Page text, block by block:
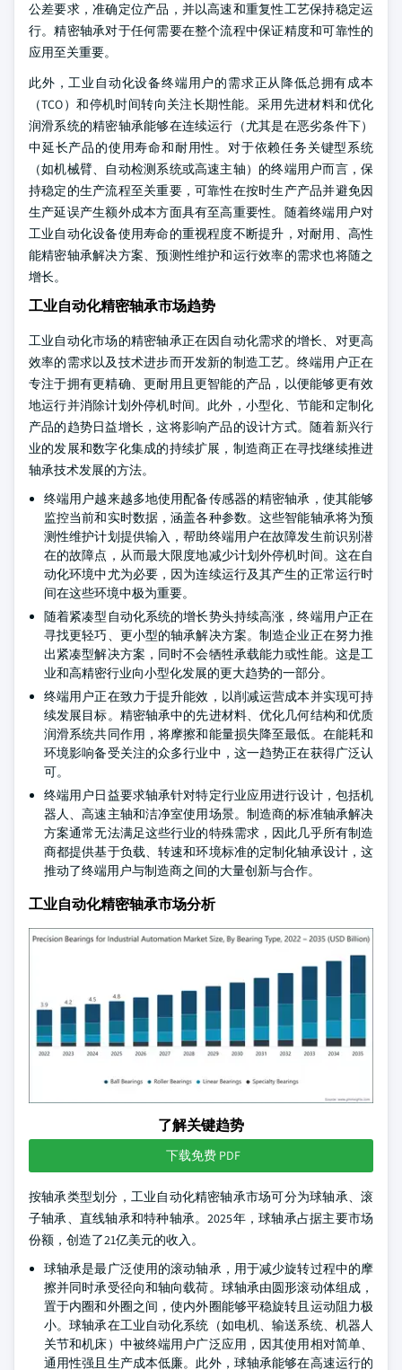
公差要求，准确定位产品，并以高速和重复性工艺保持稳定运
行。精密轴承对于任何需要在整个流程中保证精度和可靠性的
应用至关重要。
此外，工业自动化设备终端用户的需求正从降低总拥有成本
（TCO）和停机时间转向关注长期性能。采用先进材料和优化
润滑系统的精密轴承能够在连续运行（尤其是在恶劣条件下）
中延长产品的使用寿命和耐用性。对于依赖任务关键型系统
（如机械臂、自动检测系统或高速主轴）的终端用户而言，保
持稳定的生产流程至关重要，可靠性在按时生产产品并避免因
生产延误产生额外成本方面具有至高重要性。随着终端用户对
工业自动化设备使用寿命的重视程度不断提升，对耐用、高性
能精密轴承解决方案、预测性维护和运行效率的需求也将随之
增长。
工业自动化精密轴承市场趋势
工业自动化市场的精密轴承正在因自动化需求的增长、对更高
效率的需求以及技术进步而开发新的制造工艺。终端用户正在
专注于拥有更精确、更耐用且更智能的产品，以便能够更有效
地运行并消除计划外停机时间。此外，小型化、节能和定制化
产品的趋势日益增长，这将影响产品的设计方式。随着新兴行
业的发展和数字化集成的持续扩展，制造商正在寻找继续推进
轴承技术发展的方法。
终端用户越来越多地使用配备传感器的精密轴承，使其能够
监控当前和实时数据，涵盖各种参数。这些智能轴承将为预
测性维护计划提供输入，帮助终端用户在故障发生前识别潜
在的故障点，从而最大限度地减少计划外停机时间。这在自
动化环境中尤为必要，因为连续运行及其产生的正常运行时
间在这些环境中极为重要。
随着紧凑型自动化系统的增长势头持续高涨，终端用户正在
寻找更轻巧、更小型的轴承解决方案。制造企业正在努力推
出紧凑型解决方案，同时不会牺牲承载能力或性能。这是工
业和高精密行业向小型化发展的更大趋势的一部分。
终端用户正在致力于提升能效，以削减运营成本并实现可持
续发展目标。精密轴承中的先进材料、优化几何结构和优质
润滑系统共同作用，将摩擦和能量损失降至最低。在能耗和
环境影响备受关注的众多行业中，这一趋势正在获得广泛认
可。
终端用户日益要求轴承针对特定行业应用进行设计，包括机
器人、高速主轴和洁净室使用场景。制造商的标准轴承解决
方案通常无法满足这些行业的特殊需求，因此几乎所有制造
商都提供基于负载、转速和环境标准的定制化轴承设计，这
推动了终端用户与制造商之间的大量创新与合作。
工业自动化精密轴承市场分析
了解关键趋势
下载免费 PDF
按轴承类型划分，工业自动化精密轴承市场可分为球轴承、滚
子轴承、直线轴承和特种轴承。2025年，球轴承占据主要市场
份额，创造了21亿美元的收入。
球轴承是最广泛使用的滚动轴承，用于减少旋转过程中的摩
擦并同时承受径向和轴向载荷。球轴承由圆形滚动体组成，
置于内圈和外圈之间，使内外圈能够平稳旋转且运动阻力极
小。球轴承在工业自动化系统（如电机、输送系统、机器人
关节和机床）中被终端用户广泛应用，因其使用相对简单、
通用性强且生产成本低廉。此外，球轴承能够在高速运行的